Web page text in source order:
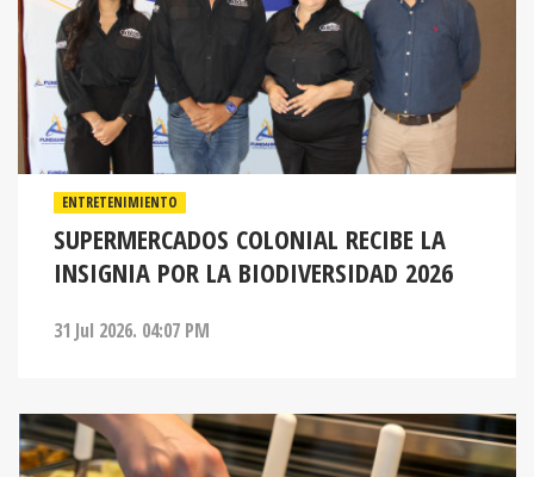
ENTRETENIMIENTO
SUPERMERCADOS COLONIAL RECIBE LA
INSIGNIA POR LA BIODIVERSIDAD 2026
31 Jul 2026. 04:07 PM